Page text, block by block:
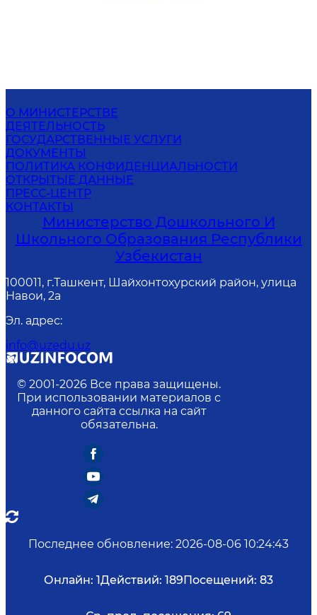
О МИНИСТЕРСТВЕ
ДЕЯТЕЛЬНОСТЬ
ГОСУДАРСТВЕННЫЕ УСЛУГИ
ДОКУМЕНТЫ
ПОЛИТИКА КОНФИДЕНЦИАЛЬНОСТИ
ОТКРЫТЫЕ ДАННЫЕ
ПРЕСС-ЦЕНТР
КОНТАКТЫ
Министерство Дошкольного И
Школьного Образования Республики
Узбекистан
100011, г.Ташкент, Шайхонтохурский район, улица
Навои, 2а
Эл. адрес:
info@uzedu.uz
© 2001-2026 Все права защищены.
При использовании материалов с
данного сайта ссылка на сайт
обязательна.
Последнее обновление: 2026-08-06 10:24:43
Онлайн: 1Действий: 189Посещений: 83